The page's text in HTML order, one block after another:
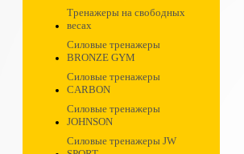
Тренажеры на свободных
весах
Силовые тренажеры
BRONZE GYM
Силовые тренажеры
CARBON
Силовые тренажеры
JOHNSON
Силовые тренажеры JW